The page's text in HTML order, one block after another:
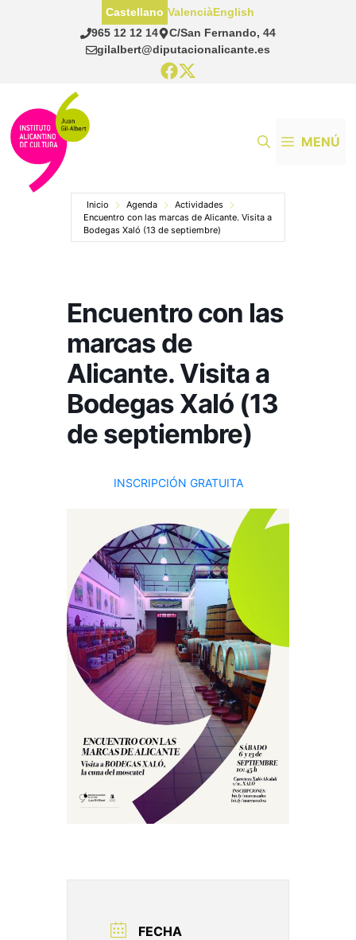
965 12 12 14
C/San Fernando, 44
gilalbert@diputacionalicante.es
Castellano ValenciàEnglish
MENÚ
Inicio Agenda
Actividades
Encuentro con las marcas de Alicante. Visita a
Bodegas Xaló (13 de septiembre)
Encuentro con las
marcas de
Alicante. Visita a
Bodegas Xaló (13
de septiembre)
INSCRIPCIÓN GRATUITA
FECHA